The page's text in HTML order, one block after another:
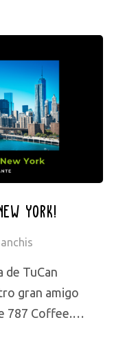
York!
de TuCan
gran amigo
787 Coffee.…